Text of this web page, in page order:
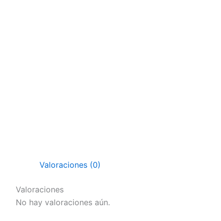
Valoraciones (0)
Valoraciones
No hay valoraciones aún.